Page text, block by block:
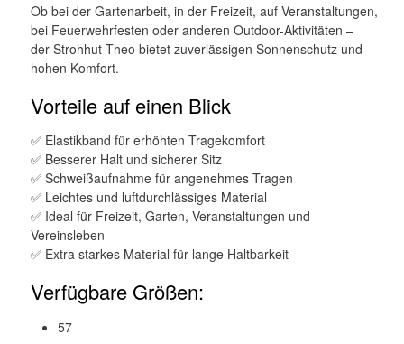
Ob bei der Gartenarbeit, in der Freizeit, auf Veranstaltungen,
bei Feuerwehrfesten oder anderen Outdoor-Aktivitäten –
der Strohhut Theo bietet zuverlässigen Sonnenschutz und
hohen Komfort.
Vorteile auf einen Blick
✅ Elastikband für erhöhten Tragekomfort
✅ Besserer Halt und sicherer Sitz
✅ Schweißaufnahme für angenehmes Tragen
✅ Leichtes und luftdurchlässiges Material
✅ Ideal für Freizeit, Garten, Veranstaltungen und
Vereinsleben
✅ Extra starkes Material für lange Haltbarkeit
Verfügbare Größen:
57